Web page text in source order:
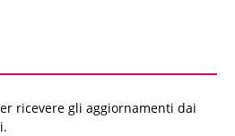
ricevere gli aggiornamenti dai